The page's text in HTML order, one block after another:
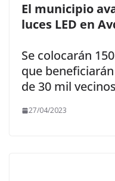
El municipio
luces LED en
Se colocarán
que
de 30 mil
27/04/2023